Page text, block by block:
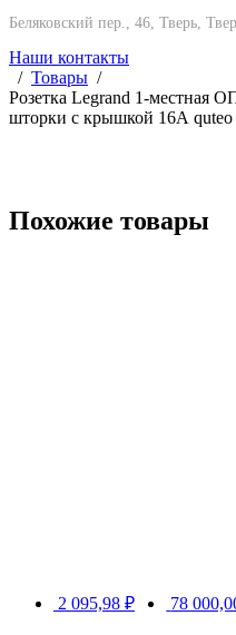
Беляковский пер., 46, Тверь,
Наши контакты
Товары
Розетка Legrand 1-местная
шторки с крышкой 16А quteo
Похожие товары
2 095,98 ₽ 78